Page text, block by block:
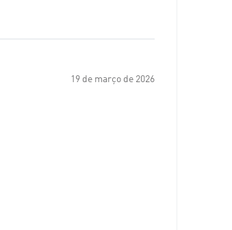
19 de março de 2026